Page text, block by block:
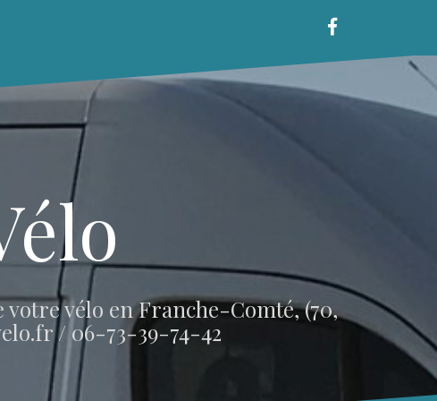
Facebook
vélo en Franche-Comté, (70,
/ 06-73-39-74-42